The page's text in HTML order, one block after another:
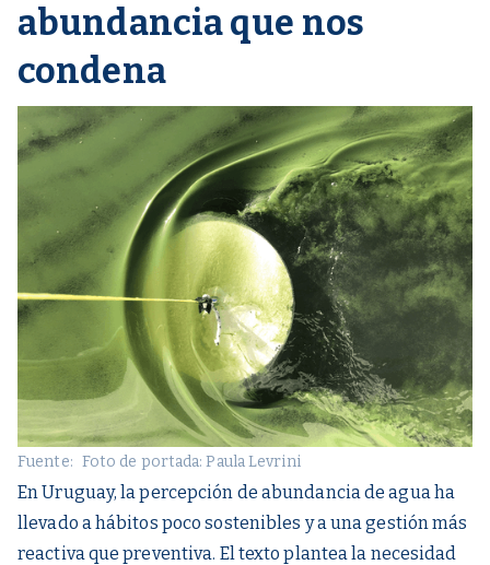
abundancia que nos
condena
Fuente: Foto de portada: Paula Levrini
En Uruguay, la percepción de abundancia de agua ha
llevado a hábitos poco sostenibles y a una gestión más
reactiva que preventiva. El texto plantea la necesidad